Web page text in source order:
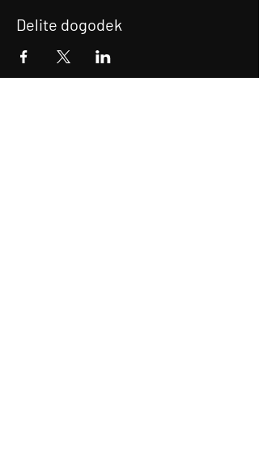
Delite dogodek